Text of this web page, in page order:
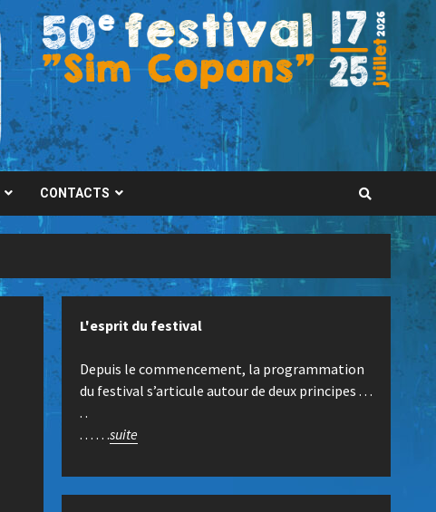
CONTACTS
L'esprit du festival
Depuis le commencement, la programmation
du festival s’articule autour de deux principes . . .
. .
. . . . . .suite